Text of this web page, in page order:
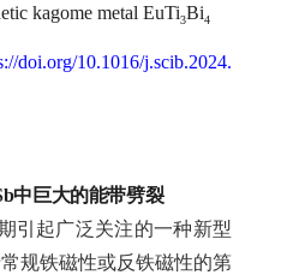
kagome metal EuTi3Bi4
doi.org/10.1016/j.scib.2024.
中巨大的能带劈裂
引起广泛关注的一种新型
规铁磁性或反铁磁性的第